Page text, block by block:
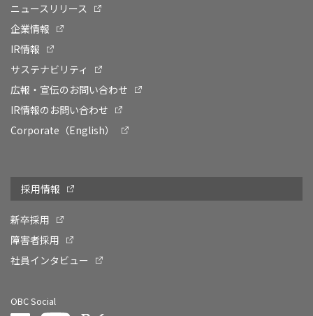
ニュースリリース
企業情報
IR情報
サステナビリティ
広報・宣伝のお問い合わせ
IR情報のお問い合わせ
Corporate（English）
採用情報
新卒採用
障害者採用
社員インタビュー
OBC Social